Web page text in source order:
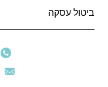
ביטול עסקה